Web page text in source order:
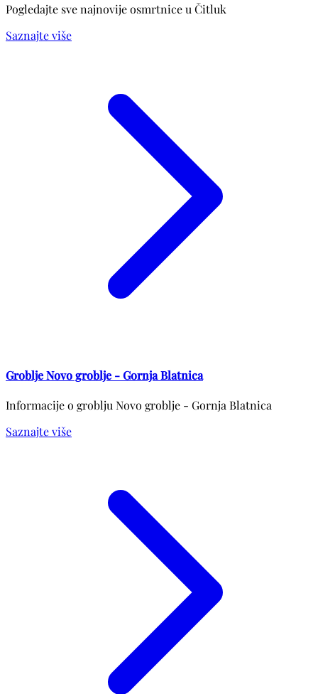
Pogledajte sve najnovije osmrtnice u Čitluk
Saznajte više
Groblje Novo groblje - Gornja Blatnica
Informacije o groblju Novo groblje - Gornja Blatnica
Saznajte više